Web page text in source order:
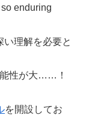
enduring
い理解を必要と
性が大……！
を開設してお